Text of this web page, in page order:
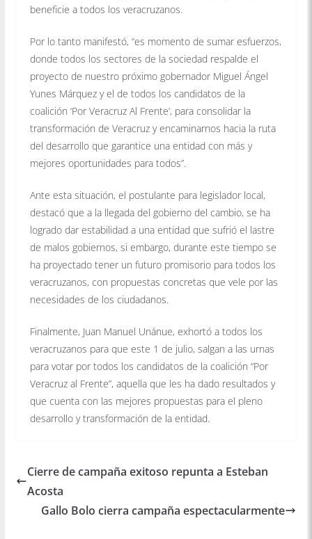
beneficie a todos los veracruzanos.
Por lo tanto manifestó, “es momento de sumar esfuerzos,
donde todos los sectores de la sociedad respalde el
proyecto de nuestro próximo gobernador Miguel Ángel
Yunes Márquez y el de todos los candidatos de la
coalición ‘Por Veracruz Al Frente’, para consolidar la
transformación de Veracruz y encaminarnos hacia la ruta
del desarrollo que garantice una entidad con más y
mejores oportunidades para todos”.
Ante esta situación, el postulante para legislador local,
destacó que a la llegada del gobierno del cambio, se ha
logrado dar estabilidad a una entidad que sufrió el lastre
de malos gobiernos, si embargo, durante este tiempo se
ha proyectado tener un futuro promisorio para todos los
veracruzanos, con propuestas concretas que vele por las
necesidades de los ciudadanos.
Finalmente, Juan Manuel Unánue, exhortó a todos los
veracruzanos para que este 1 de julio, salgan a las urnas
para votar por todos los candidatos de la coalición “Por
Veracruz al Frente”, aquella que les ha dado resultados y
que cuenta con las mejores propuestas para el pleno
desarrollo y transformación de la entidad.
Cierre de campaña exitoso repunta a Esteban
Acosta
Gallo Bolo cierra campaña espectacularmente